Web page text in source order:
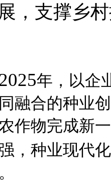
，支撑乡
年，以企
融合的种业
作物完成新
，种业现代